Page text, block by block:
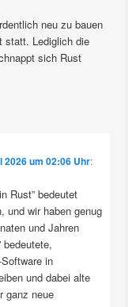
neu zu bauen
statt. Lediglich die
sich Rust
2026 um 02:06 Uhr:
Rust” bedeutet
und wir haben genug
und Jahren
bedeutete,
in
und dabei alte
ganz neue